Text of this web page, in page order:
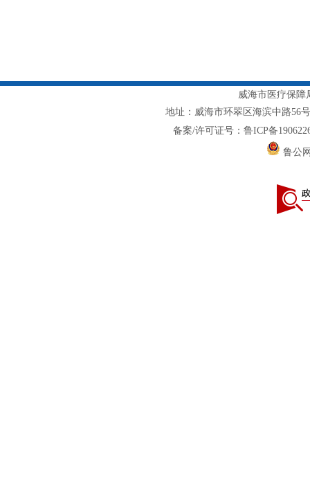
威海市医疗保障
地址：威海市环翠区海滨中路56
备案/许可证号：鲁ICP备
鲁公